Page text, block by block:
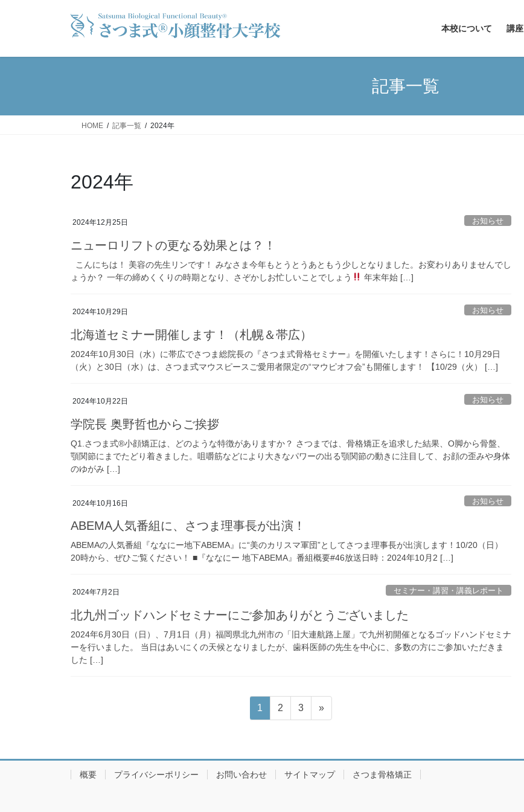
本校について 講座
記事一覧
HOME 記事一覧 2024年
2024年
2024年12月25日 お知らせ
ニューロリフトの更なる効果とは？！
こんにちは！ 美容の先生リンです！ みなさま今年もとうとうあともう少しとなりました。お変わりありませんでし
ょうか？ 一年の締めくくりの時期となり、さぞかしお忙しいことでしょう
年末年始 […]
2024年10月29日 お知らせ
北海道セミナー開催します！（札幌＆帯広）
2024年10月30日（水）に帯広でさつま総院長の『さつま式骨格セミナー』を開催いたします！さらに！10月29日
（火）と30日（水）は、さつま式マウスピースご愛用者限定の“マウピオフ会”も開催します！ 【10/29（火） […]
2024年10月22日 お知らせ
学院長 奥野哲也からご挨拶
Q1.さつま式®小顔矯正は、どのような特徴がありますか？ さつまでは、骨格矯正を追求した結果、O脚から骨盤、
顎関節にまでたどり着きました。咀嚼筋などにより大きなパワーの出る顎関節の動きに注目して、お顔の歪みや身体
のゆがみ […]
2024年10月16日 お知らせ
ABEMA人気番組に、さつま理事長が出演！
ABEMAの人気番組『ななにー地下ABEMA』に“美のカリスマ軍団”としてさつま理事長が出演します！10/20（日）
20時から、ぜひご覧ください！ ■『ななにー 地下ABEMA』番組概要#46放送日時：2024年10月2 […]
2024年7月2日 セミナー・講習・講義レポート
北九州ゴッドハンドセミナーにご参加ありがとうございました
2024年6月30日（日）、7月1日（月）福岡県北九州市の「旧大連航路上屋」で九州初開催となるゴッドハンドセミナ
ーを行いました。 当日はあいにくの天候となりましたが、歯科医師の先生を中心に、多数の方にご参加いただきま
した […]
ペ
ー
固
定
ジ
1
固
定
ジ
2
固
定
ジ
3 »
概要 プライバシーポリシー お問い合わせ サイトマップ さつま骨格矯正